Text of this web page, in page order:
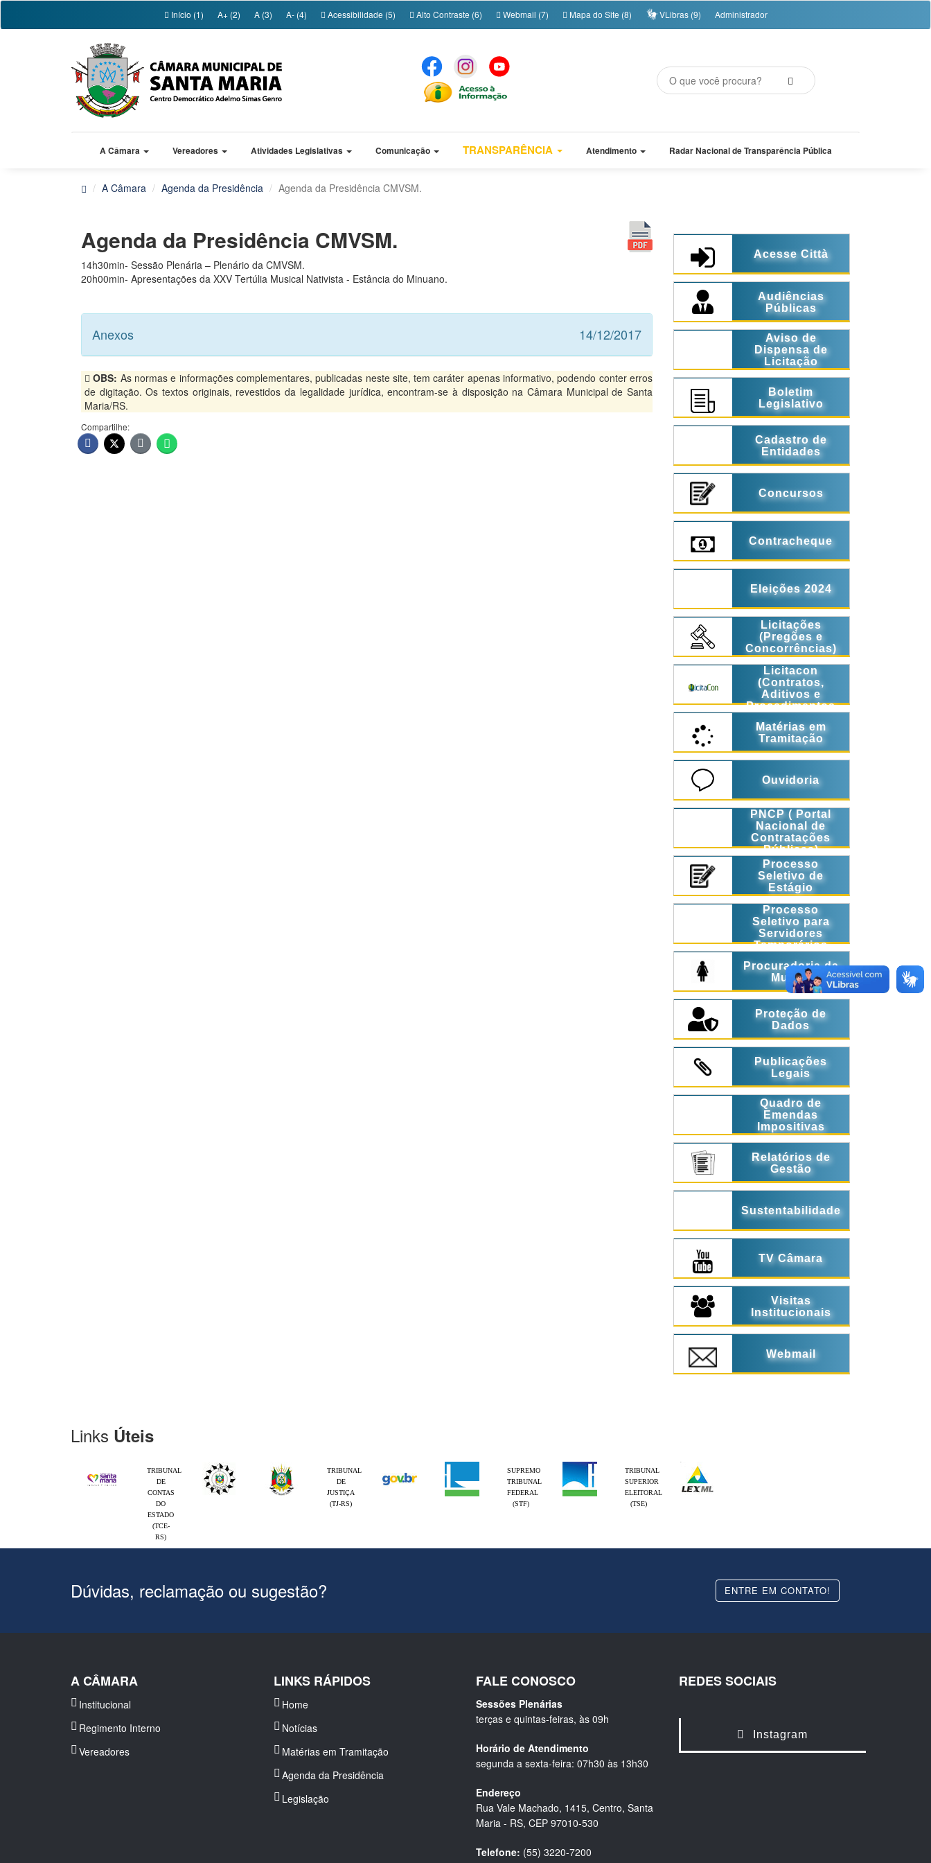
Início (1) A+ (2) A (3) A- (4) Acessibilidade (5) Alto Contraste (6) Webmail (7) Mapa do Site (8) VLibras (9) Administrador
A Câmara Vereadores Atividades Legislativas Comunicação TRANSPARÊNCIA Atendimento Radar Nacional de Transparência Pública
A Câmara Agenda da Presidência Agenda da Presidência CMVSM.
Agenda da Presidência CMVSM.
14h30min- Sessão Plenária – Plenário da CMVSM.
20h00min- Apresentações da XXV Tertúlia Musical Nativista - Estância do Minuano.
Anexos 14/12/2017
OBS: As normas e informações complementares, publicadas neste site, tem caráter apenas informativo, podendo conter erros
de digitação. Os textos originais, revestidos da legalidade jurídica, encontram-se à disposição na Câmara Municipal de Santa
Maria/RS.
Compartilhe:
Acesse Città
Audiências
Públicas
Aviso de
Dispensa de
Licitação
Boletim
Legislativo
Cadastro de
Entidades
Concursos
Contracheque
Eleições 2024
Licitações
(Pregões e
Concorrências)
Licitacon
(Contratos,
Aditivos e
Procedimentos
Matérias em
Tramitação
Ouvidoria
PNCP ( Portal
Nacional de
Contratações
Públicas)
Processo
Seletivo de
Estágio
Processo
Seletivo para
Servidores
Temporários
Procuradoria da
Mulher
Proteção de
Dados
Publicações
Legais
Quadro de
Emendas
Impositivas
Relatórios de
Gestão
Sustentabilidade
TV Câmara
Visitas
Institucionais
Webmail
Links Úteis
TRIBUNAL
DE
CONTAS
DO
ESTADO
(TCE-
RS)
TRIBUNAL
DE
JUSTIÇA
(TJ-RS)
SUPREMO
TRIBUNAL
FEDERAL
(STF)
TRIBUNAL
SUPERIOR
ELEITORAL
(TSE)
Dúvidas, reclamação ou sugestão? ENTRE EM CONTATO!
A CÂMARA
Institucional
Regimento Interno
Vereadores
LINKS RÁPIDOS
Home
Notícias
Matérias em Tramitação
Agenda da Presidência
Legislação
FALE CONOSCO
Sessões Plenárias
terças e quintas-feiras, às 09h
Horário de Atendimento
segunda a sexta-feira: 07h30 às 13h30
Endereço
Rua Vale Machado, 1415, Centro, Santa
Maria - RS, CEP 97010-530
Telefone: (55) 3220-7200
REDES SOCIAIS
Instagram